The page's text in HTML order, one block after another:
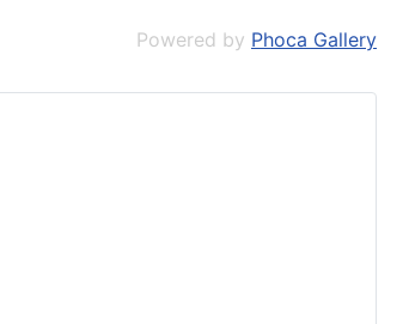
Powered by Phoca Gallery